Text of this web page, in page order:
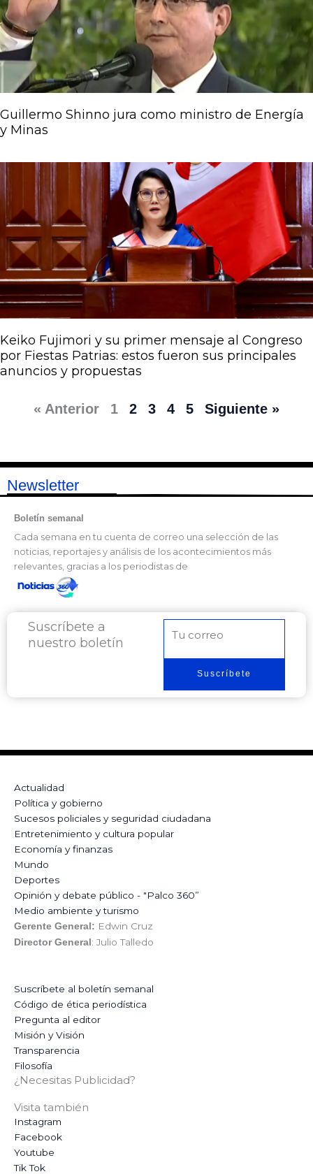
Guillermo Shinno jura como ministro de Energía
y Minas
Keiko Fujimori y su primer mensaje al Congreso
por Fiestas Patrias: estos fueron sus principales
anuncios y propuestas
« Anterior 1 2 3 4 5 Siguiente »
Newsletter
Boletín semanal
Cada semana en tu cuenta de correo una selección de las
noticias, reportajes y análisis de los acontecimientos más
relevantes, gracias a los periodistas de
Suscríbete a
nuestro boletín
electrónico
Suscríbete
Actualidad
Política y gobierno
Sucesos policiales y seguridad ciudadana
Entretenimiento y cultura popular
Economía y finanzas
Mundo
Deportes
Opinión y debate público - "Palco 360”
Medio ambiente y turismo
Gerente General: Edwin Cruz
Director General: Julio Talledo
Suscríbete al boletín semanal
Código de ética periodística
Pregunta al editor
Misión y Visión
Transparencia
Filosofía
¿Necesitas Publicidad?
Visita también
Instagram
Facebook
Youtube
Tik Tok